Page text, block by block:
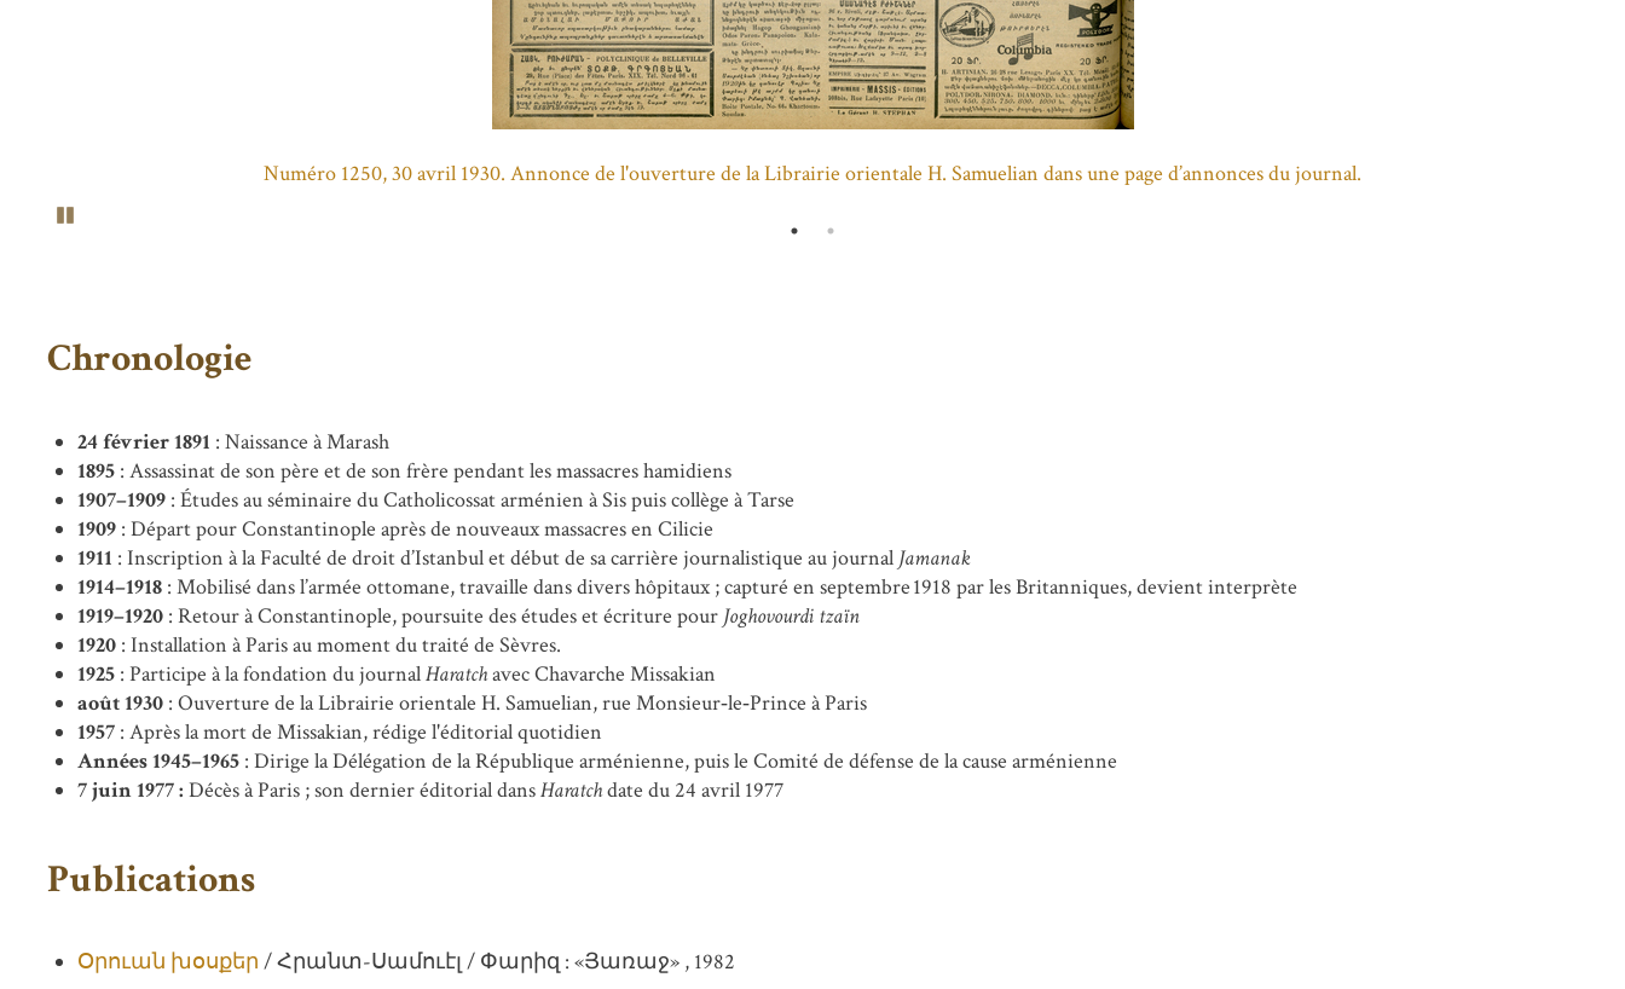
Numéro 1250, 30 avril 1930. Annonce de l'ouverture de la Librairie orientale H. Samuelian dans une page d’annonces du journal.
Chronologie
24 février 1891 : Naissance à Marash
1895 : Assassinat de son père et de son frère pendant les massacres hamidiens
1907–1909 : Études au séminaire du Catholicossat arménien à Sis puis collège à Tarse
1909 : Départ pour Constantinople après de nouveaux massacres en Cilicie
1911 : Inscription à la Faculté de droit d’Istanbul et début de sa carrière journalistique au journal Jamanak
1914–1918 : Mobilisé dans l’armée ottomane, travaille dans divers hôpitaux ; capturé en septembre 1918 par les Britanniques, devient interprète
1919–1920 : Retour à Constantinople, poursuite des études et écriture pour Joghovourdi tzaïn
1920 : Installation à Paris au moment du traité de Sèvres.
1925 : Participe à la fondation du journalHaratchavec Chavarche Missakian
août 1930 : Ouverture de la Librairie orientale H. Samuelian, rue Monsieur‑le‑Prince à Paris
1957 : Après la mort de Missakian, rédige l'éditorial quotidien
Années 1945–1965 : Dirige la Délégation de la République arménienne, puis le Comité de défense de la cause arménienne
7 juin 1977 : Décès à Paris ; son dernier éditorial dansHaratchdate du 24 avril 1977
Publications
Օրուան խօսքեր / Հրանտ-Սամուէլ / Փարիզ : «Յառաջ» , 1982